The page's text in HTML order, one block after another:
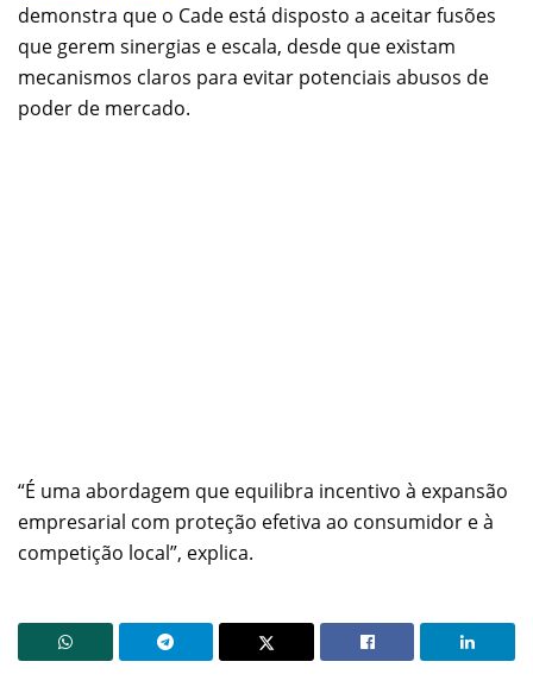
demonstra que o Cade está disposto a aceitar fusões
que gerem sinergias e escala, desde que existam
mecanismos claros para evitar potenciais abusos de
poder de mercado.
“É uma abordagem que equilibra incentivo à expansão
empresarial com proteção efetiva ao consumidor e à
competição local”, explica.